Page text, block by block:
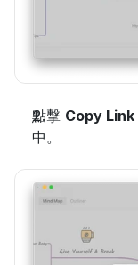
點擊 Copy Link
中。